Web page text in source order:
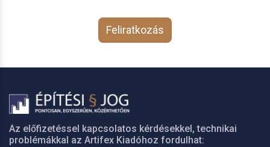
Feliratkozás
Az előfizetéssel kapcsolatos kérdésekkel, technikai
problémákkal az Artifex Kiadóhoz fordulhat: